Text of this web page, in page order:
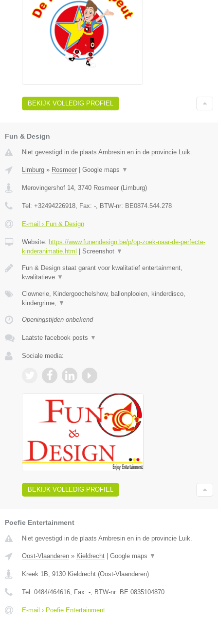
BEKIJK VOLLEDIG PROFIEL
Fun & Design
Niet gevestigd in de plaats Ambresin en in de provincie Luik.
Limburg » Rosmeer | Google maps ▼
Merovingershof 14 3740 Rosmeer (Limburg)
Tel: +32494226918 , Fax: - , BTW-nr: BE0874.544.278
E-mail › Fun & Design
Website: https://www.funendesign.be/p/op-zoek-naar-de-perfecte-
kinderanimatie.html | Screenshot ▼
Fun & Design staat garant voor kwalitatief entertainment,
kwalitatieve ▼
Clownerie, Kindergoochelshow, ballonplooien, kinderdisco,
kindergrime,
▼
Openingstijden onbekend
Laatste facebook posts ▼
Sociale media:
BEKIJK VOLLEDIG PROFIEL
Poefie Entertainment
Niet gevestigd in de plaats Ambresin en in de provincie Luik.
Oost-Vlaanderen » Kieldrecht Google maps ▼
Kreek 1B, 9130 Kieldrecht (Oost-Vlaanderen)
Tel: 0484/464616, Fax: -, BTW-nr: BE 0835104870
E-mail › Poefie Entertainment